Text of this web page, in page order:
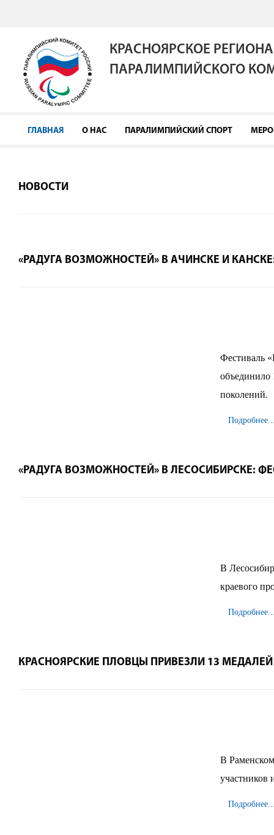
КРАСНОЯРСКОЕ
ПАРАЛИМПИЙСКОГО
ГЛАВНАЯ О НАС ПАРАЛИМПИЙСКИЙ СПОРТ
НОВОСТИ
«РАДУГА ВОЗМОЖНОСТЕЙ» В АЧИНСКЕ И
Фестиваль
объединило
поколений.
«РАДУГА ВОЗМОЖНОСТЕЙ» В ЛЕСОСИБИРСКЕ:
В
краевого
КРАСНОЯРСКИЕ ПЛОВЦЫ ПРИВЕЗЛИ 13
В
участников